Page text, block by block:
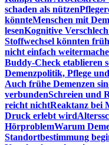
schaden als nützen
könnteMenschen mit
lesenKognitive
Stoffwechsel könnten
nicht einfach
Buddy-Check etablieren
Demenzpolitik, Pflege
Auch frühe Demenzen
verbundenSchreien und
reicht nichtReaktanz bei
Druck erlebt wird
HörproblemWarum
Standortbestimmung